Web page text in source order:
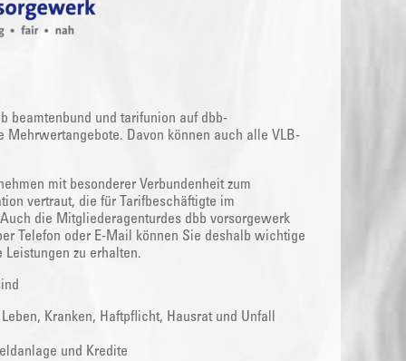
beamtenbund und tarifunion auf dbb-
Davon können auch alle VLB-
mit besonderer Verbundenheit zum
vertraut, die für Tarifbeschäftigte im
die Mitgliederagenturdes dbb vorsorgewerk
Telefon oder E-Mail können Sie deshalb wichtige
Leistungen zu erhalten.
Kranken, Haftpflicht, Hausrat und Unfall
und Kredite